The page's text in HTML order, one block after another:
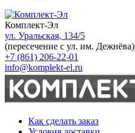
Комплект-Эл
ул. Уральская, 134/5
(пересечение с ул. им. Дежнёва)
+7 (861) 206-22-01
info@komplekt-el.ru
Как сделать заказ